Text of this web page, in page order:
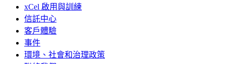
xCel 啟用與訓練
信託中心
客戶體驗
事件
環境、社會和治理政策